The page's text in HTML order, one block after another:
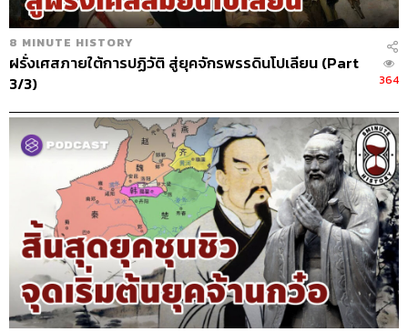
8 MINUTE HISTORY
ฝรั่งเศสภายใต้การปฏิวัติ สู่ยุคจักรพรรดินโปเลียน (Part
3/3)
364